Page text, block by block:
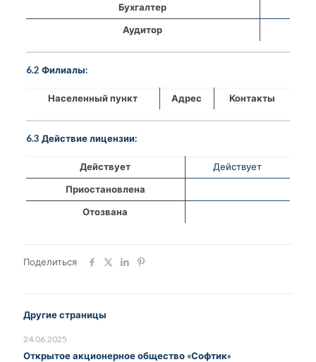
Бухгалтер
Аудитор
6.2 Филиалы:
Населенный пункт Адрес Контакты
6.3 Действие лицензии:
Действует
Действует
Приостановлена
Отозвана
Поделиться
Другие страницы
24.06.2025
Открытое акционерное общество «Софтик»